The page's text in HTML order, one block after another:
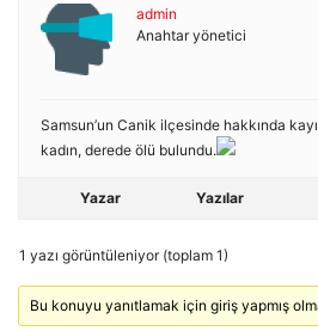
admin
Anahtar yönetici
Samsun’un Canik ilçesinde hakkında
kadın, derede ölü bulundu.
Yazar Yazılar
1 yazı görüntüleniyor (toplam 1)
Bu konuyu yanıtlamak için giriş yapmış